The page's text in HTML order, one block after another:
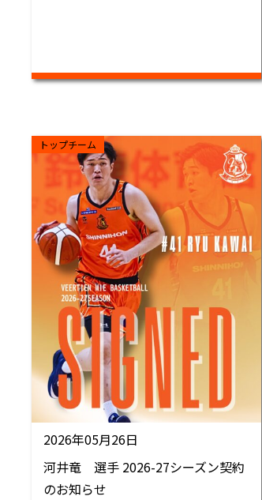
トップチーム
2026年05月26日
河井竜 選手 2026-27シーズン契約
のお知らせ